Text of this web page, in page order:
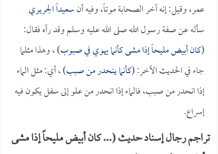
عمر، وقيل: إنه آخر الصحابة موتاً، وفيه أنسعيداً الجريري
سأله عن صفة رسول الله صلى الله عليه وسلم وقد رآه فقال:
(كان أبيض مليحاً إذا مشى كأنما يهوي في صبوب) ، وهذا مثلما
جاء في الحديث الآخر: (كأنما ينحدر من صبب) ، أي: مثل الماء
إذا انحدر من صبب، فالماء إذا انحدر من علو إلى سفل يكون فيه
إسراع.
تراجم رجال إسناد حديث (... كان أبيض مليحاً إذا مشى